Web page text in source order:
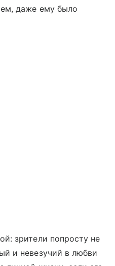
даже ему было
зрители попросту не
и невезучий в любви